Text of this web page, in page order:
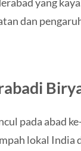
yang
dan
pada abad
lokal India